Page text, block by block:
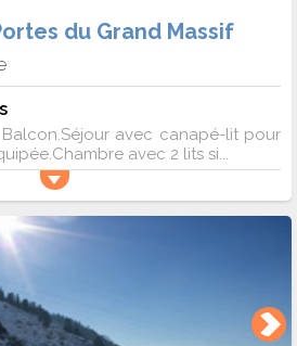
du Grand Massif
Balcon.Séjour avec canapé-lit pour
avec 2 lits si...